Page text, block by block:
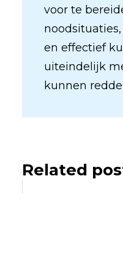
voor te
en effectief
uiteindelijk
kunnen
Related